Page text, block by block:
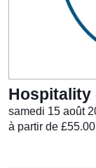
Hospitality
samedi 15 août
à partir de £55.00